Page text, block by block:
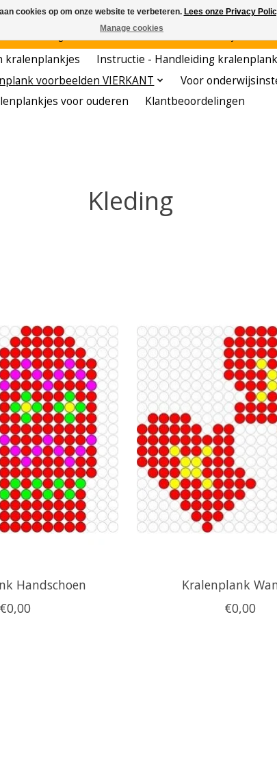
kralenplankjes Instructie - Handleiding kralenplank
voorbeelden VIERKANT Voor
voor ouderen
Klantbeoordelingen
Kleding
Handschoen
€0,00
Kralenplank
€0,00
cookies op om onze website te verbeteren. Lees onze Privacy
Manage cookies